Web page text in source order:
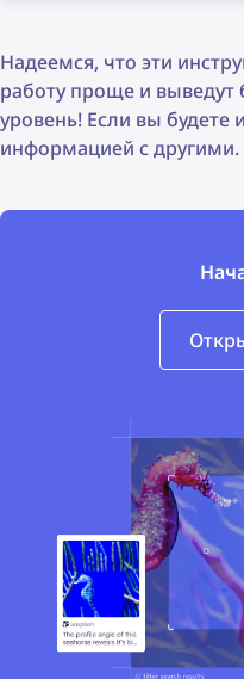
Надеемся, что эти
работу проще и
уровень! Если вы будете
информацией с другими.